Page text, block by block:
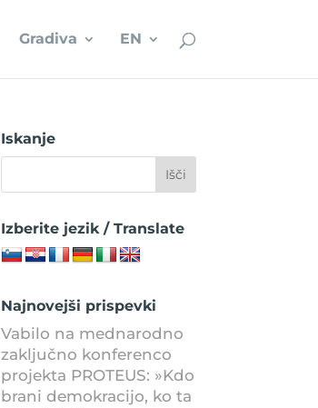
Gradiva EN
Iskanje
Izberite jezik / Translate
Najnovejši prispevki
Vabilo na mednarodno
zaključno konferenco
projekta PROTEUS: »Kdo
brani demokracijo, ko ta